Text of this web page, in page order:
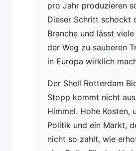
pro Jahr produzieren
Dieser Schritt schockt
Branche und lässt
der Weg zu sauberen
in Europa wirklich
Der Shell Rotterdam
Stopp kommt nicht
Himmel. Hohe Kosten,
Politik und ein Markt,
nicht so zahlt, wie